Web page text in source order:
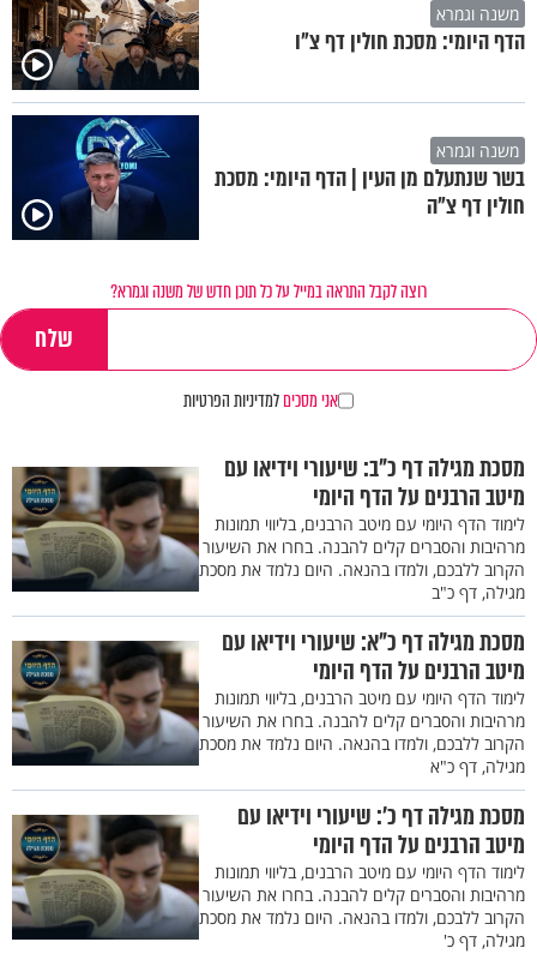
משנה וגמרא
הדף היומי: מסכת חולין דף צ"ו
משנה וגמרא
בשר שנתעלם מן העין | הדף היומי: מסכת
חולין דף צ"ה
רוצה לקבל התראה במייל על כל תוכן חדש של משנה וגמרא?
אני מסכיםלמדיניות הפרטיות
מסכת מגילה דף כ"ב: שיעורי וידיאו עם
מיטב הרבנים על הדף היומי
לימוד הדף היומי עם מיטב הרבנים, בליווי תמונות
מרהיבות והסברים קלים להבנה. בחרו את השיעור
הקרוב ללבכם, ולמדו בהנאה. היום נלמד את מסכת
מגילה, דף כ"ב
מסכת מגילה דף כ"א: שיעורי וידיאו עם
מיטב הרבנים על הדף היומי
לימוד הדף היומי עם מיטב הרבנים, בליווי תמונות
מרהיבות והסברים קלים להבנה. בחרו את השיעור
הקרוב ללבכם, ולמדו בהנאה. היום נלמד את מסכת
מגילה, דף כ"א
מסכת מגילה דף כ': שיעורי וידיאו עם
מיטב הרבנים על הדף היומי
לימוד הדף היומי עם מיטב הרבנים, בליווי תמונות
מרהיבות והסברים קלים להבנה. בחרו את השיעור
הקרוב ללבכם, ולמדו בהנאה. היום נלמד את מסכת
מגילה, דף כ'